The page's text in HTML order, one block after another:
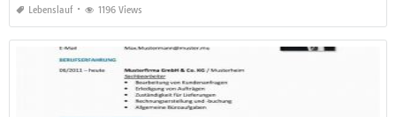
Lebenslauf 1196 Views